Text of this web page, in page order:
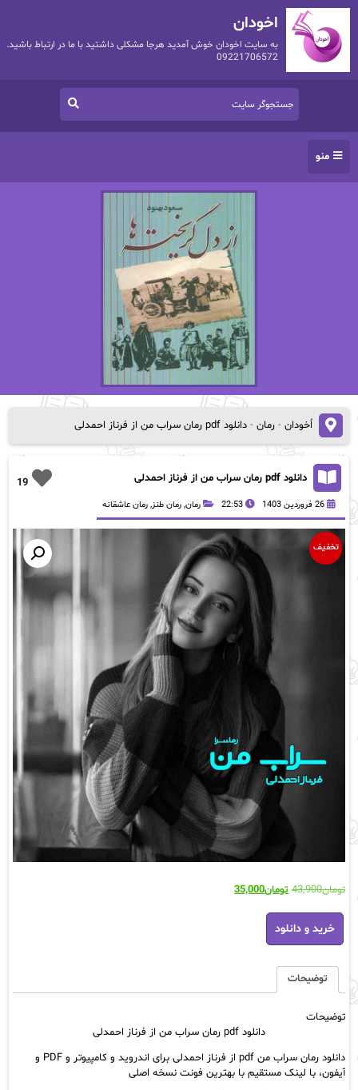
اخودان
به سایت اخودان خوش آمدید هرجا مشکلی داشتید با ما در ارتباط باشید.
09221706572
منو
اُخودان- رمان- دانلود pdf رمان سراب من از فرناز احمدلی
19 دانلود pdf رمان سراب من از فرناز احمدلی
26 فروردین 1403 22:53 رمان, رمان طنز, رمان عاشقانه
تخفیف
تومان43,900 قیمت
تومان43,900
بود.
تومان35,000قیمت
دانلود
pdf
رمان
از
احمدلی
خرید و دانلود
توضیحات
توضیحات
دانلود pdf رمان سراب من از فرناز احمدلی
دانلود رمان سراب من pdf از فرناز احمدلی برای اندروید و کامپیوتر و PDF و
آیفون، با لینک مستقیم با بهترین فونت نسخه اصلی